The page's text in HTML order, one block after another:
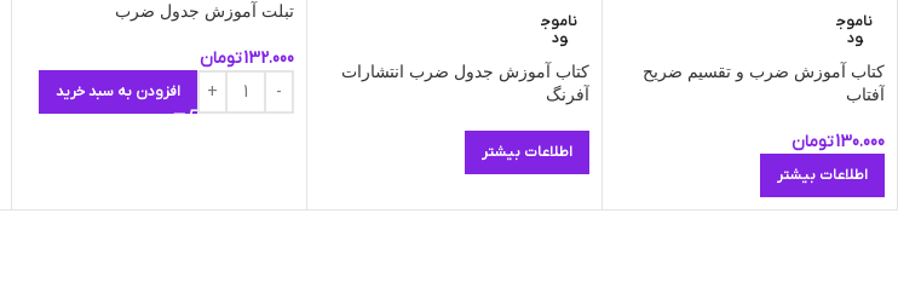
ناموج
ود
کتاب آموزش ضرب و تقسیم ضریح
آفتاب
130.000تومان
اطلاعات بیشتر
ناموج
ود
کتاب آموزش جدول ضرب انتشارات
آفرنگ
اطلاعات بیشتر
تبلت آموزش جدول ضرب
132.000تومان
افزودن به سبد خرید